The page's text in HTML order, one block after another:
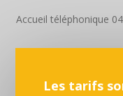
Accueil téléphonique
Les tarifs